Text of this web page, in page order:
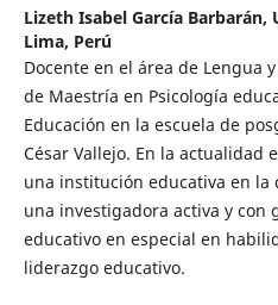
Lizeth Isabel García Barbarán,
Lima, Perú
Docente en el área de Lengua
de Maestría en Psicología
Educación en la escuela de
César Vallejo. En la actualidad
una institución educativa en la
una investigadora activa y con
educativo en especial en
liderazgo educativo.